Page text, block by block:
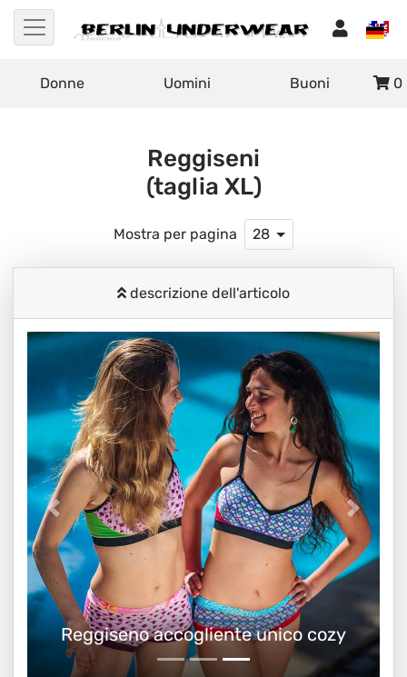
Donne Uomini Buoni 0
Reggiseni
(taglia XL)
Mostra per pagina 28
descrizione dell'articolo
Reggiseno accogliente unico cozy